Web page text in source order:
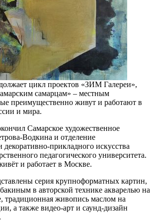
цикл проектов «ЗИМ Галереи»,
самарцам» – местным
преимущественно живут и работают в
и мира.
Самарское художественное
Водкина и отделение
декоративно-прикладного искусства
педагогического университета.
и работает в Москве.
серия крупноформатных картин,
в авторской технике акварелью на
традиционная живопись маслом на
а также видео-арт и саунд-дизайн